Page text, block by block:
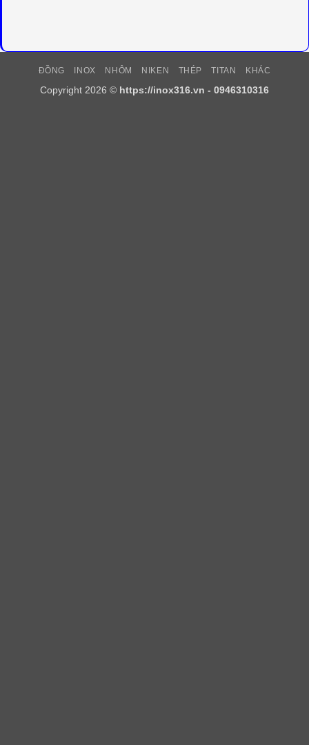
ĐỒNG INOX NHÔM NIKEN THÉP TITAN KHÁC
Copyright 2026 © https://inox316.vn - 0946310316